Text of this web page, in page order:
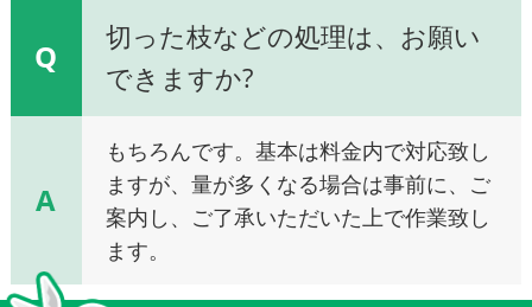
Q
切った枝などの処理は、お願い
できますか?
A
もちろんです。基本は料金内で対応致し
ますが、量が多くなる場合は事前に、ご
案内し、ご了承いただいた上で作業致し
ます。